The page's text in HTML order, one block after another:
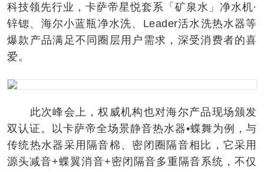
科技领先行业，卡萨帝星悦套系「矿泉水」净水机·
锌锶、海尔小蓝瓶净水洗、Leader活水洗热水器等
爆款产品满足不同圈层用户需求，深受消费者的喜
爱。
此次峰会上，权威机构也对海尔产品现场颁发
双认证。以卡萨帝全场景静音热水器•蝶舞为例，与
传统热水器采用隔音棉、密闭圈隔音相比，它采用
源头减音+蝶翼消音+密闭隔音多重隔音系统，不仅